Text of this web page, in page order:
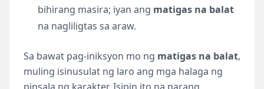
bihirang masira; iyan ang matigas na balat
na nagliligtas sa araw.
Sa bawat pag-iniksyon mo ng matigas na balat,
muling isinusulat ng laro ang mga halaga ng